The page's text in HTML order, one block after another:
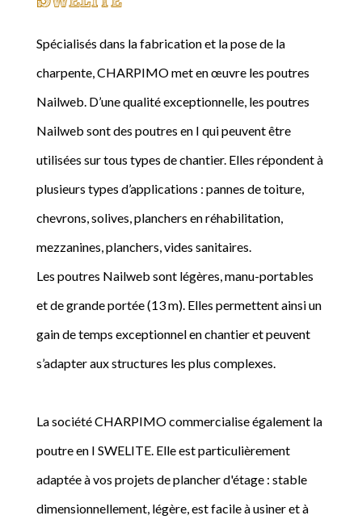
Spécialisés dans la fabrication et la pose de la
charpente, CHARPIMO met en œuvre les poutres
Nailweb. D’une qualité exceptionnelle, les poutres
Nailweb sont des poutres en I qui peuvent être
utilisées sur tous types de chantier. Elles répondent à
plusieurs types d’applications : pannes de toiture,
chevrons, solives, planchers en réhabilitation,
mezzanines, planchers, vides sanitaires.
Les poutres Nailweb sont légères, manu-portables
et de grande portée (13 m). Elles permettent ainsi un
gain de temps exceptionnel en chantier et peuvent
s’adapter aux structures les plus complexes.
La société CHARPIMO commercialise également la
poutre en I SWELITE. Elle est particulièrement
adaptée à vos projets de plancher d'étage : stable
dimensionnellement, légère, est facile à usiner et à